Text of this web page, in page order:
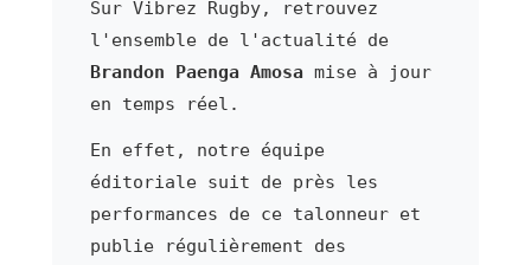
Sur Vibrez Rugby, retrouvez
l'ensemble de l'actualité de
Brandon Paenga Amosa mise à jour
en temps réel.
En effet, notre équipe
éditoriale suit de près les
performances de ce talonneur et
publie régulièrement des